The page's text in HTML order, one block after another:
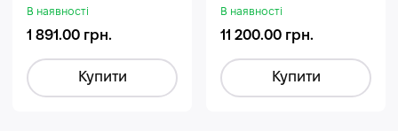
Гуміфос
В наявності
1 891.00 грн.
Купити
В наявності
11 200.00 грн.
Купити